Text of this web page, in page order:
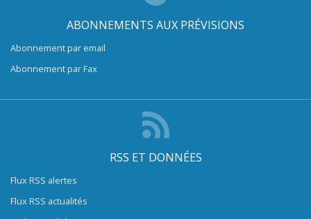
ABONNEMENTS AUX PRÉVISIONS
Abonnement par email
Abonnement par Fax
RSS ET DONNÉES
Flux RSS alertes
Flux RSS actualités